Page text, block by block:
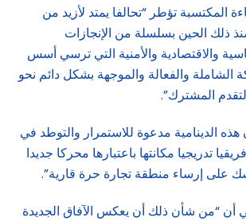
المكتسبة تؤطر “تحالفا يمتد لأزيد من
منذ ذلك الحين بسلسلة من الإنجازات
والاقتصادية والأمنية التي ترسي أسس
الشاملة والفعالة والموجهة بشكل دائم نحو
المشترك”.
هذه الدينامية مدعوة للاستمرار والتوطد في
تدريجيا مكانتها باعتبارها محركا جديدا
على إرساء منطقة تجارة حرة قارية”.
أن “من شأن ذلك أن يعكس الآفاق الجديدة